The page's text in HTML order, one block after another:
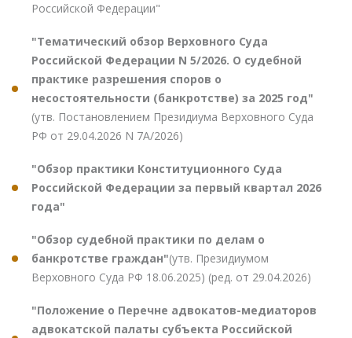
Российской Федерации"
"Тематический обзор Верховного Суда
Российской Федерации N 5/2026. О судебной
практике разрешения споров о
несостоятельности (банкротстве) за 2025 год"
(утв. Постановлением Президиума Верховного Суда
РФ от 29.04.2026 N 7А/2026)
"Обзор практики Конституционного Суда
Российской Федерации за первый квартал 2026
года"
"Обзор судебной практики по делам о
банкротстве граждан"(утв. Президиумом
Верховного Суда РФ 18.06.2025) (ред. от 29.04.2026)
"Положение о Перечне адвокатов-медиаторов
адвокатской палаты субъекта Российской